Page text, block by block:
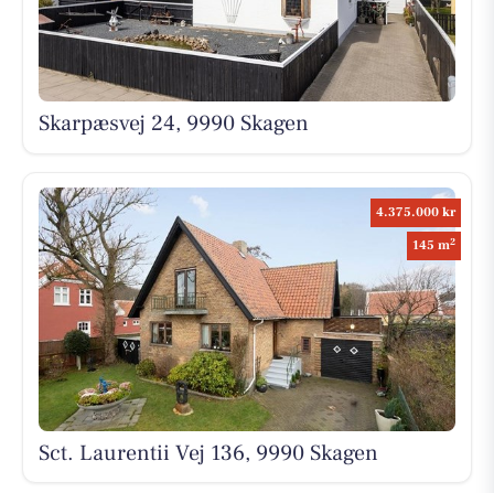
Skarpæsvej 24, 9990 Skagen
4.375.000 kr
145 m2
Sct. Laurentii Vej 136, 9990 Skagen